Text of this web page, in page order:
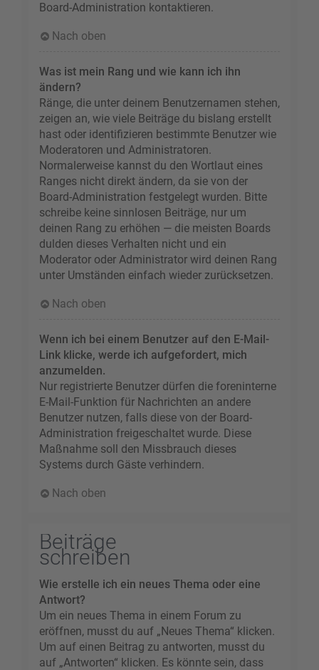
Board-Administration kontaktieren.
Nach oben
Was ist mein Rang und wie kann ich ihn
ändern?
Ränge, die unter deinem Benutzernamen stehen,
zeigen an, wie viele Beiträge du bislang erstellt
hast oder identifizieren bestimmte Benutzer wie
Moderatoren und Administratoren.
Normalerweise kannst du den Wortlaut eines
Ranges nicht direkt ändern, da sie von der
Board-Administration festgelegt wurden. Bitte
schreibe keine sinnlosen Beiträge, nur um
deinen Rang zu erhöhen — die meisten Boards
dulden dieses Verhalten nicht und ein
Moderator oder Administrator wird deinen Rang
unter Umständen einfach wieder zurücksetzen.
Nach oben
Wenn ich bei einem Benutzer auf den E-Mail-
Link klicke, werde ich aufgefordert, mich
anzumelden.
Nur registrierte Benutzer dürfen die foreninterne
E-Mail-Funktion für Nachrichten an andere
Benutzer nutzen, falls diese von der Board-
Administration freigeschaltet wurde. Diese
Maßnahme soll den Missbrauch dieses
Systems durch Gäste verhindern.
Nach oben
Beiträge
schreiben
Wie erstelle ich ein neues Thema oder eine
Antwort?
Um ein neues Thema in einem Forum zu
eröffnen, musst du auf „Neues Thema“ klicken.
Um auf einen Beitrag zu antworten, musst du
auf „Antworten“ klicken. Es könnte sein, dass